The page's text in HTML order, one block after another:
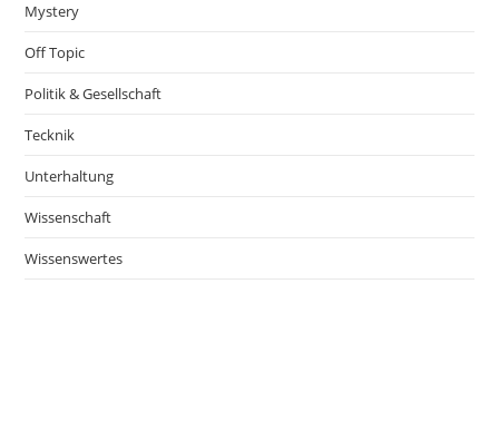
Mystery
Off Topic
Politik & Gesellschaft
Tecknik
Unterhaltung
Wissenschaft
Wissenswertes